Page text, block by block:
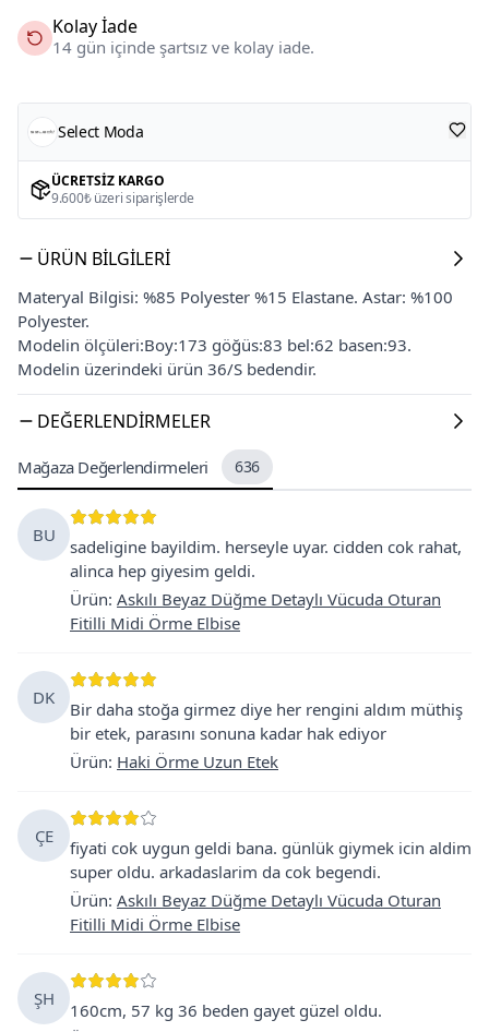
Kolay İade
14 gün içinde şartsız ve kolay iade.
Select Moda
ÜCRETSIZ KARGO
9.600₺ üzeri siparişlerde
ÜRÜN BILGILERI
Materyal Bilgisi: %85 Polyester %15 Elastane. Astar: %100
Polyester.
Modelin ölçüleri:Boy:173 göğüs:83 bel:62 basen:93.
Modelin üzerindeki ürün 36/S bedendir.
DEĞERLENDIRMELER
Mağaza Değerlendirmeleri 636
BU
sadeligine bayildim. herseyle uyar. cidden cok rahat,
alinca hep giyesim geldi.
Ürün: Askılı Beyaz Düğme Detaylı Vücuda Oturan
Fitilli Midi Örme Elbise
DK
Bir daha stoğa girmez diye her rengini aldım müthiş
bir etek, parasını sonuna kadar hak ediyor
Ürün: Haki Örme Uzun Etek
ÇE
fiyati cok uygun geldi bana. günlük giymek icin aldim
super oldu. arkadaslarim da cok begendi.
Ürün: Askılı Beyaz Düğme Detaylı Vücuda Oturan
Fitilli Midi Örme Elbise
ŞH
160cm, 57 kg 36 beden gayet güzel oldu.